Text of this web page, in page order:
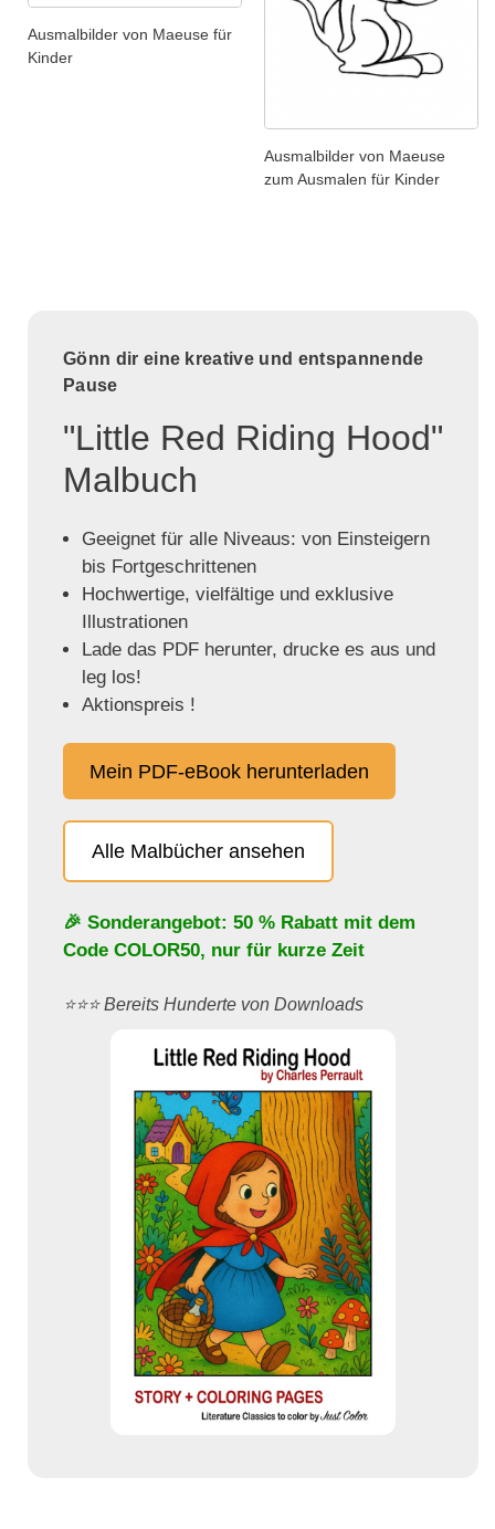
Ausmalbilder von Maeuse für
Kinder
Ausmalbilder von Maeuse
zum Ausmalen für Kinder
Gönn dir eine kreative und entspannende
Pause
"Little Red Riding Hood"
Malbuch
Geeignet für alle Niveaus: von Einsteigern
bis Fortgeschrittenen
Hochwertige, vielfältige und exklusive
Illustrationen
Lade das PDF herunter, drucke es aus und
leg los!
Aktionspreis !
Mein PDF-eBook herunterladen
Alle Malbücher ansehen
🎉 Sonderangebot: 50 % Rabatt mit dem
Code COLOR50, nur für kurze Zeit
⭐️⭐️⭐️ Bereits Hunderte von Downloads